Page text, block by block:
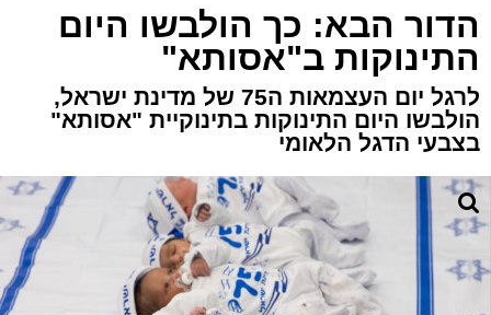
הדור הבא: כך הולבשו היום
התינוקות ב"אסותא"
לרגל יום העצמאות ה75 של מדינת ישראל,
הולבשו היום התינוקות בתינוקיית "אסותא"
בצבעי הדגל הלאומי